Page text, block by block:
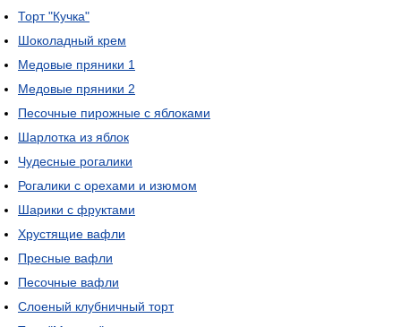
Торт "Кучка"
Шоколадный крем
Медовые пряники 1
Медовые пряники 2
Песочные пирожные с яблоками
Шарлотка из яблок
Чудесные рогалики
Рогалики с орехами и изюмом
Шарики с фруктами
Хрустящие вафли
Пресные вафли
Песочные вафли
Слоеный клубничный торт